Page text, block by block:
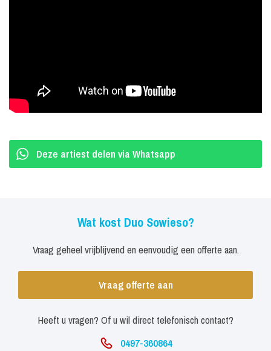
nummers en de klassiekers van toen worden wekelijks aangevuld.
Omdat er een ruime keus is en er steeds nieuwe nummers
vaste muzieklijst te presenteren. Het repertoire van Sowieso blijft
dus altijd up-to-date.
Deze artiest delen via Whatsapp
Wat kost Duo Sowieso?
Vraag geheel vrijblijvend en eenvoudig een offerte aan.
Vraag offerte aan
Heeft u vragen? Of u wil direct telefonisch contact?
0497-360864